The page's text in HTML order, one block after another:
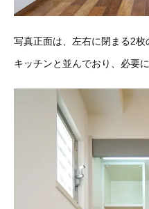
写真正面は、左右に閉まる2枚
キッチンと並んでおり、必要